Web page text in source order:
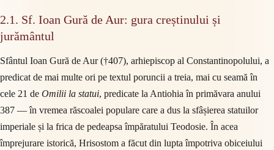
2.1. Sf. Ioan Gură de Aur: gura creștinului și
jurământul
Sfântul Ioan Gură de Aur (†407), arhiepiscop al Constantinopolului, a
predicat de mai multe ori pe textul poruncii a treia, mai cu seamă în
cele 21 de Omilii la statui, predicate la Antiohia în primăvara anului
387 — în vremea răscoalei populare care a dus la sfâșierea statuilor
imperiale și la frica de pedeapsa împăratului Teodosie. În acea
împrejurare istorică, Hrisostom a făcut din lupta împotriva obiceiului